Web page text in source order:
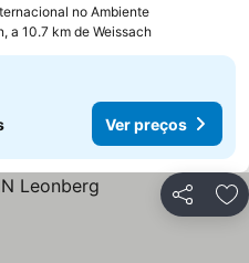
no Ambiente
a 10.7 km de Weissach
Ver preços
Partilhar